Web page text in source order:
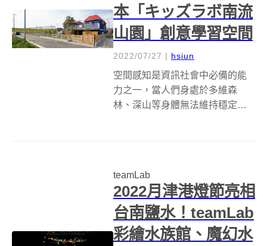
本「キッズラボ南流
山園」創意學習空間
2022/07/27 | hsiun
空間感知是資訊社會中必備的能
力之一，當人們身處於多維森
林、深山等身體無法維持穩定的
近期所設計的日本千...
teamLab
2022月津港燈節亮相
台南鹽水！teamLab
彩繪水族館、魔幻水